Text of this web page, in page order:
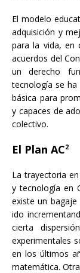
El modelo
adquisición y
para la vida, en
acuerdos del
un derecho
tecnología se ha
básica para
y capaces de
colectivo.
El Plan AC2
La trayectoria
y tecnología en
existe un
ido
cierta
experimentales
en los últimos
matemática.